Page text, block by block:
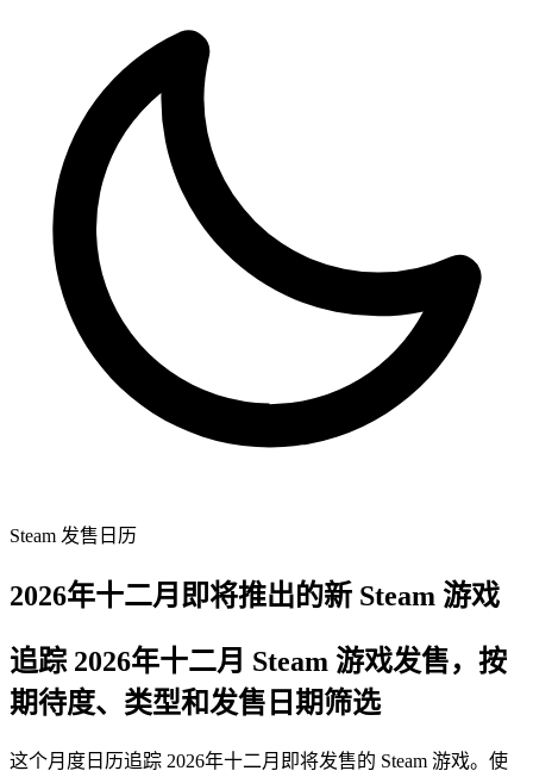
Steam 发售日历
2026年十二月即将推出的新 Steam 游戏
追踪 2026年十二月 Steam 游戏发售，按
期待度、类型和发售日期筛选
这个月度日历追踪 2026年十二月即将发售的 Steam 游戏。使